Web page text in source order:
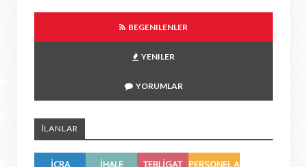
BEGENILENLER
YENILER
YORUMLAR
İLANLAR